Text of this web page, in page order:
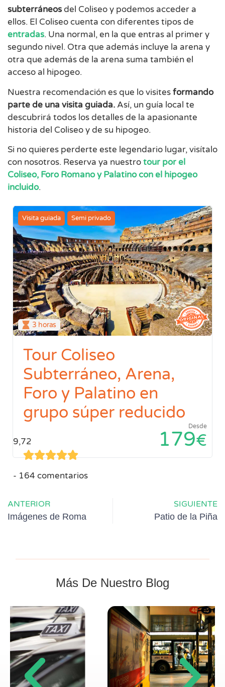
subterráneosdel Coliseo y podemos acceder a
ellos. El Coliseo cuenta con diferentes tipos de
entradas. Una normal, en la que entras al primer y
segundo nivel. Otra que además incluye la arena y
otra que además de la arena suma también el
acceso al hipogeo.
Nuestra recomendación es que lo visitesformando
parte de una visita guiada. Así, un guía local te
descubrirá todos los detalles de la apasionante
historia del Coliseo y de su hipogeo.
Si no quieres perderte este legendario lugar, visítalo
con nosotros. Reserva ya nuestrotour por el
Coliseo, Foro Romano y Palatino con el hipogeo
incluido.
Visita guiada Semi privado
3 horas
Tour Coliseo
Subterráneo, Arena,
Foro y Palatino en
grupo súper reducido
9,72
164 comentarios
Desde
179€
ANTERIOR
Imágenes de Roma
SIGUIENTE
Patio de la Piña
Más De Nuestro Blog